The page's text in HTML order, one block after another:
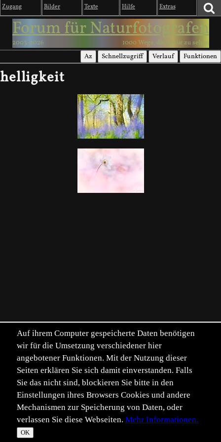
Zugang Bilder Texte Hilfe Extras
Forum für Naturfotografen
2003-2026 1000 Wege, die Natur zu sehen
Az Schnellzugriff Verlauf Funktionen
helligkeit
Auf ihrem Computer gespeicherte Daten benötigen
wir für die Umsetzung verschiedener hier
angebotener Funktionen. Mit der Nutzung dieser
Seiten erklären Sie sich damit einverstanden. Falls
Sie das nicht sind, blockieren Sie bitte in den
Einstellungen ihres Browsers Cookies und andere
Mechanismen zur Speicherung von Daten, oder
verlassen Sie diese Webseiten. Mehr Informationen.
OK